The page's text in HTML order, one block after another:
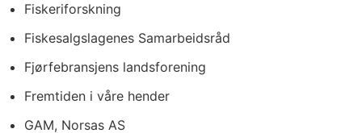
Fiskeriforskning
Fiskesalgslagenes Samarbeidsråd
Fjørfebransjens landsforening
Fremtiden i våre hender
GAM, Norsas AS